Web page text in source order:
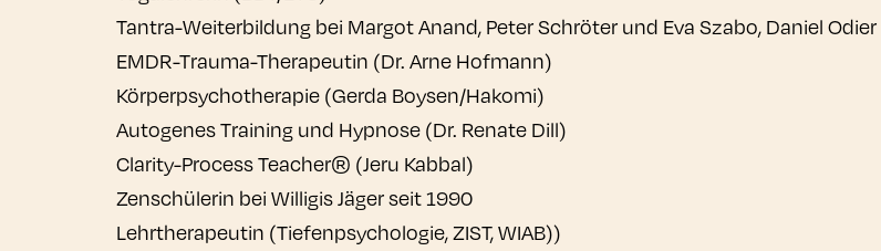
Tantra-Weiterbildung bei Margot Anand, Peter Schröter und Eva Szabo, Daniel Odier
EMDR-Trauma-Therapeutin (Dr. Arne Hofmann)
Körperpsychotherapie (Gerda Boysen/Hakomi)
Autogenes Training und Hypnose (Dr. Renate Dill)
Clarity-Process Teacher® (Jeru Kabbal)
Zenschülerin bei Willigis Jäger seit 1990
Lehrtherapeutin (Tiefenpsychologie, ZIST, WIAB))